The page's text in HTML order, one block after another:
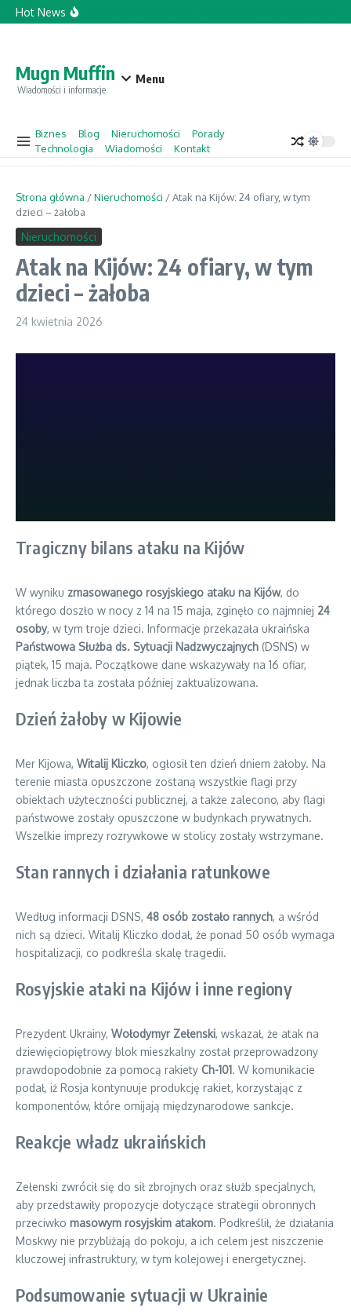
Przejdź do treści
Hot NewsTopforcecompany.com Opinie
Mugn Muffin
Wiadomości i informacje
Menu
Biznes Blog Nieruchomości
Porady
Technologia
Wiadomości Kontakt
Strona główna /Nieruchomości /Atak na Kijów: 24 ofiary, w tym
dzieci – żałoba
Nieruchomości
Atak na Kijów: 24 ofiary, w tym
dzieci – żałoba
24 kwietnia 2026
Tragiczny bilans ataku na Kijów
W wyniku zmasowanego rosyjskiego ataku na Kijów, do
którego doszło w nocy z 14 na 15 maja, zginęło co najmniej 24
osoby, w tym troje dzieci. Informacje przekazała ukraińska
Państwowa Służba ds. Sytuacji Nadzwyczajnych (DSNS) w
piątek, 15 maja. Początkowe dane wskazywały na 16 ofiar,
jednak liczba ta została później zaktualizowana.
Dzień żałoby w Kijowie
Mer Kijowa, Witalij Kliczko, ogłosił ten dzień dniem żałoby. Na
terenie miasta opuszczone zostaną wszystkie flagi przy
obiektach użyteczności publicznej, a także zalecono, aby flagi
państwowe zostały opuszczone w budynkach prywatnych.
Wszelkie imprezy rozrywkowe w stolicy zostały wstrzymane.
Stan rannych i działania ratunkowe
Według informacji DSNS, 48 osób zostało rannych, a wśród
nich są dzieci. Witalij Kliczko dodał, że ponad 50 osób wymaga
hospitalizacji, co podkreśla skalę tragedii.
Rosyjskie ataki na Kijów i inne regiony
Prezydent Ukrainy, Wołodymyr Zełenski, wskazał, że atak na
dziewięciopiętrowy blok mieszkalny został przeprowadzony
prawdopodobnie za pomocą rakiety Ch-101. W komunikacie
podał, iż Rosja kontynuuje produkcję rakiet, korzystając z
komponentów, które omijają międzynarodowe sankcje.
Reakcje władz ukraińskich
Zełenski zwrócił się do sił zbrojnych oraz służb specjalnych,
aby przedstawiły propozycje dotyczące strategii obronnych
przeciwko masowym rosyjskim atakom. Podkreślił, że działania
Moskwy nie przybliżają do pokoju, a ich celem jest niszczenie
kluczowej infrastruktury, w tym kolejowej i energetycznej.
Podsumowanie sytuacji w Ukrainie